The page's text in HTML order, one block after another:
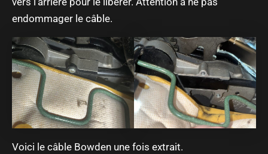
endommager le câble.
Voici le câble Bowden une fois extrait.